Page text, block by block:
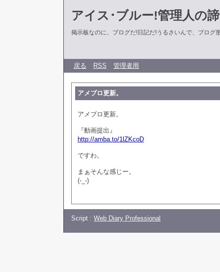
アイス･ブルー!管理人の
掲示板なのに、ブログだ!日記だ!うるさいんで、ブログ
戻る RSS 管理者用
アメブロ更新。
アメブロ更新。
『動画提出』
http://amba.to/1lZKcoD
ですわ。
まぁそんな感じー。
(-_-)
Script : Web Diary Professional